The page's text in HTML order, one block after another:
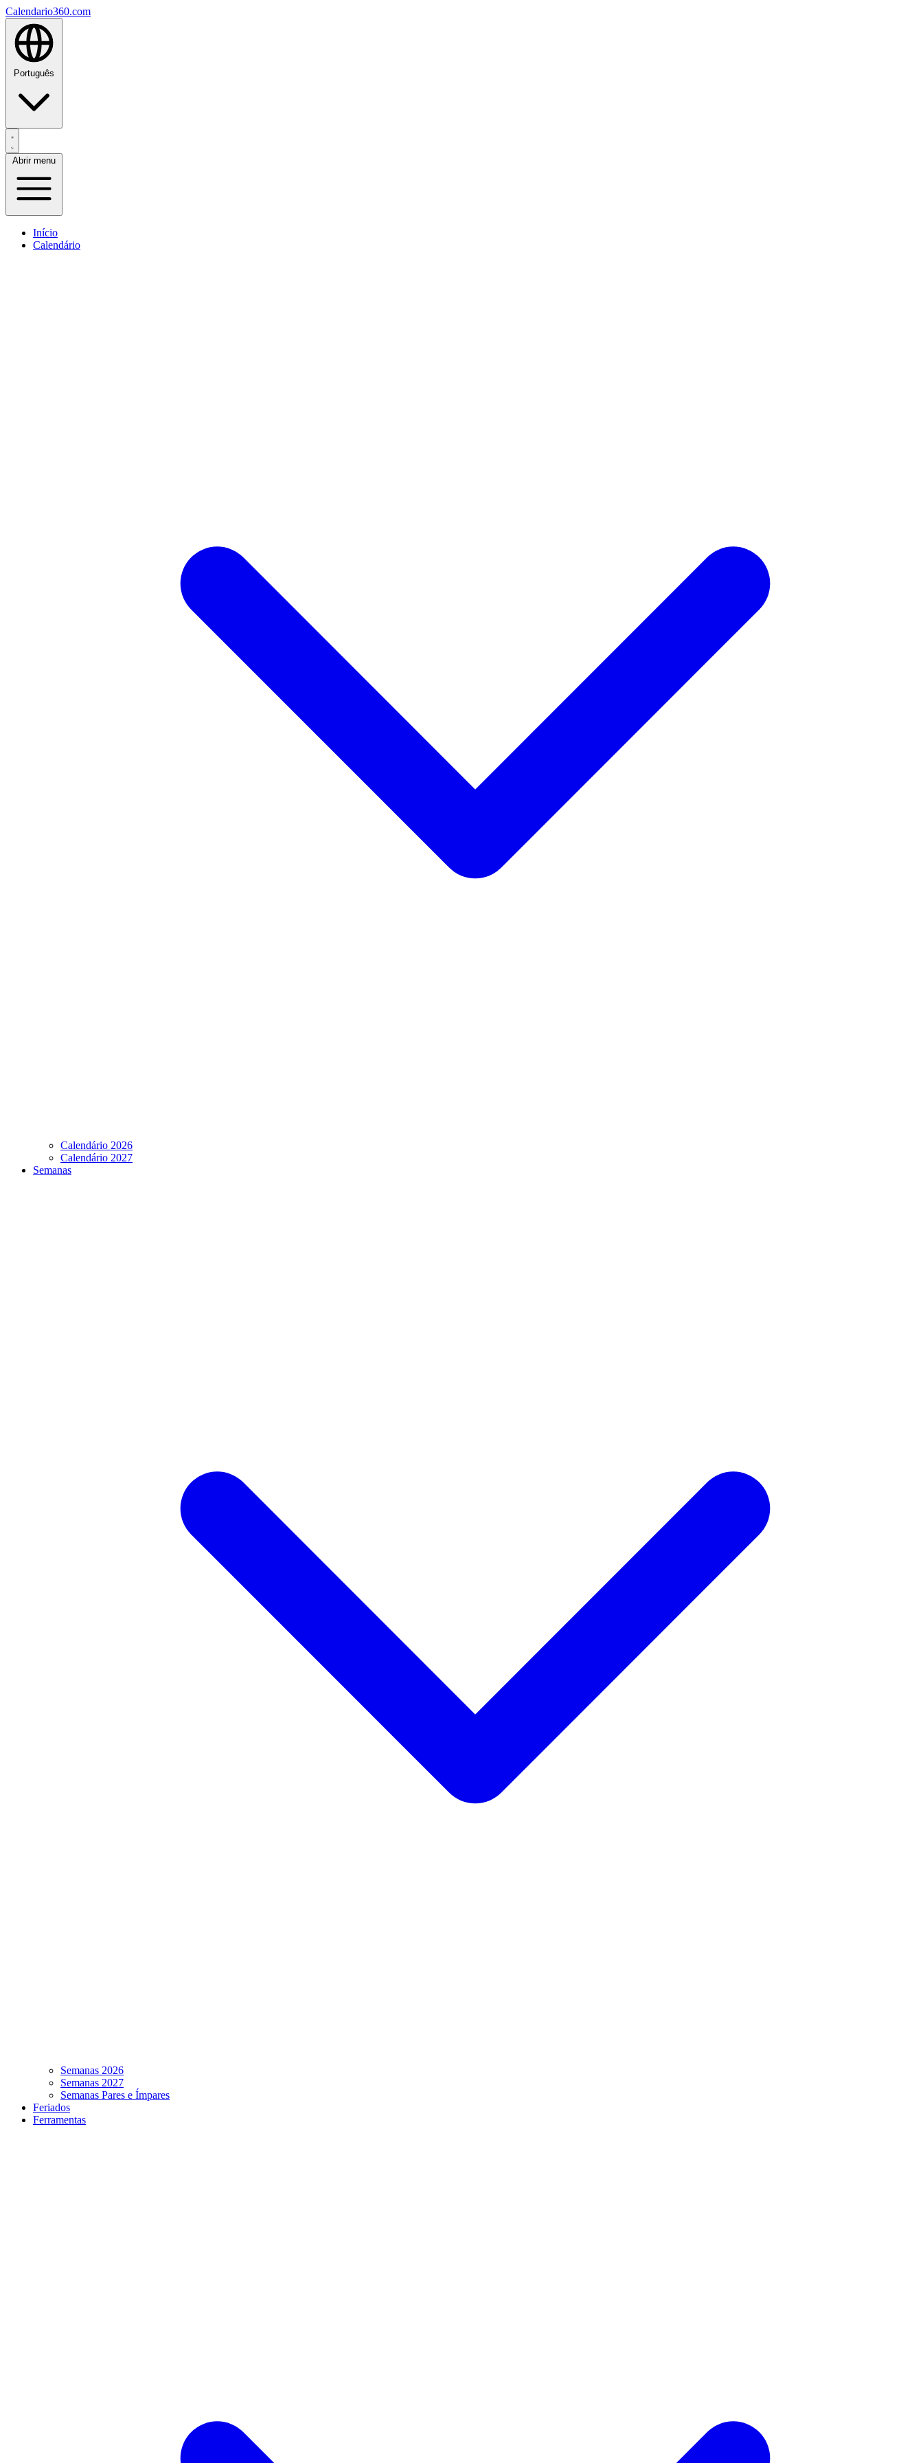
Calendario360.com
Português
Abrir menu
Início
Calendário
Calendário 2026
Calendário 2027
Semanas
Semanas 2026
Semanas 2027
Semanas Pares e Ímpares
Feriados
Ferramentas